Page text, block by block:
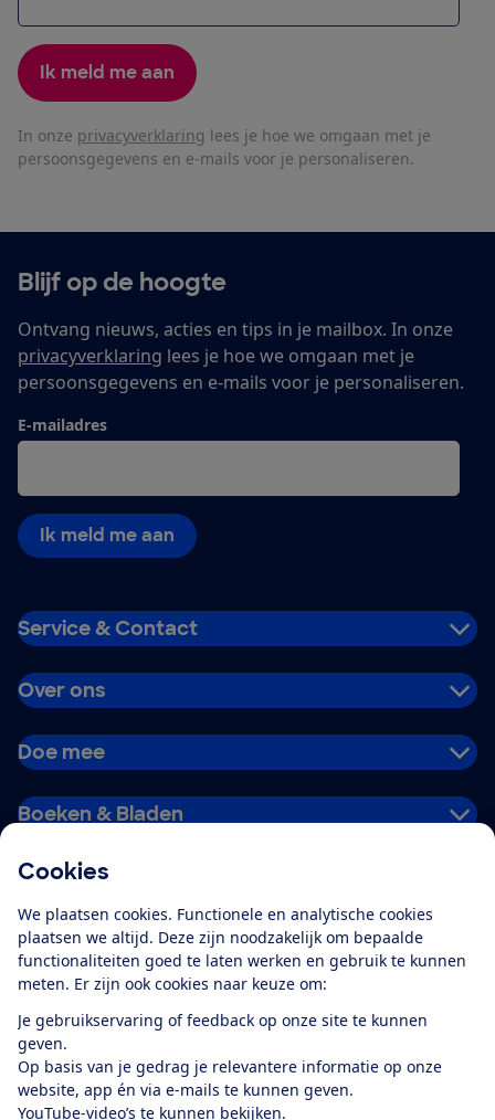
Cookies
We plaatsen cookies. Functionele en analytische cookies
plaatsen we altijd. Deze zijn noodzakelijk om bepaalde
functionaliteiten goed te laten werken en gebruik te kunnen
meten. Er zijn ook cookies naar keuze om:
Je gebruikservaring of feedback op onze site te kunnen
geven.
Op basis van je gedrag je relevantere informatie op onze
website, app én via e-mails te kunnen geven.
YouTube-video’s te kunnen bekijken.
Ik meld me aan
In onze privacyverklaring lees je hoe we omgaan met je
persoonsgegevens en e-mails voor je personaliseren.
Blijf op de hoogte
Ontvang nieuws, acties en tips in je mailbox. In onze
privacyverklaring lees je hoe we omgaan met je
persoonsgegevens en e-mails voor je personaliseren.
E-mailadres
Ik meld me aan
Service & Contact
Over ons
Doe mee
Boeken & Bladen
Alles over de
app
Algemene Voorwaarden
Privacyverklaring